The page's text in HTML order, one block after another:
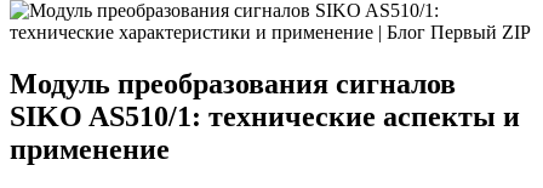
Модуль преобразования сигналов
SIKO AS510/1: технические аспекты и
применение